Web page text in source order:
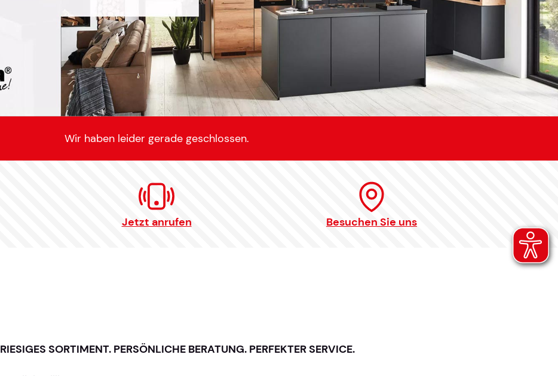
Wir haben leider gerade geschlossen.
Jetzt anrufen Besuchen Sie uns
RIESIGES SORTIMENT. PERSÖNLICHE BERATUNG. PERFEKTER SERVICE.